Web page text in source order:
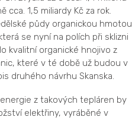
cca. 1,5 miliardy Kč za rok.
půdy organickou
se nyní na polích při sklizni
kvalitní organické hnojivo z
které v té době už budou v
druhého návrhu Skanska.
z takových tepláren by
elektřiny, vyráběné v